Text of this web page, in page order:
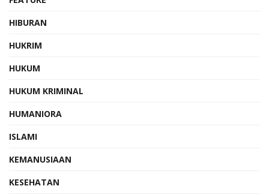
HIBURAN
HUKRIM
HUKUM
HUKUM KRIMINAL
HUMANIORA
ISLAMI
KEMANUSIAAN
KESEHATAN